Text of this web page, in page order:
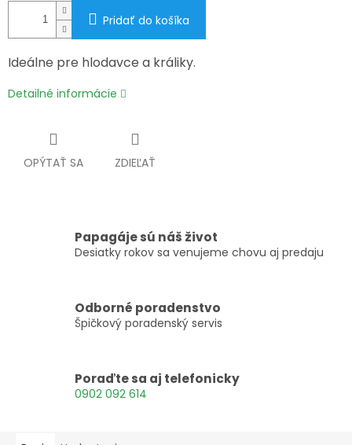
Pridať do košíka
Ideálne pre hlodavce a králiky.
Detailné informácie
OPÝTAŤ SA ZDIEĽAŤ
Papagáje sú náš život
Desiatky rokov sa venujeme chovu aj predaju
Odborné poradenstvo
Špičkový poradenský servis
Poraďte sa aj telefonicky
0902 092 614